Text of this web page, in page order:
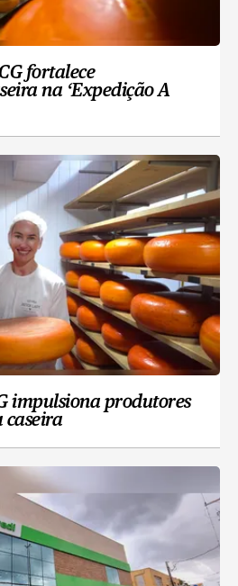
fortalece
na ‘Expedição A
impulsiona produtores
caseira